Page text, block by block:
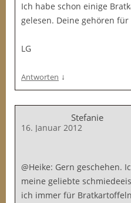
Ich habe schon einige
gelesen. Deine gehören
LG
Antworten ↓
Stefanie
16. Januar 2012
@Heike: Gern geschehen.
meine geliebte
ich immer für